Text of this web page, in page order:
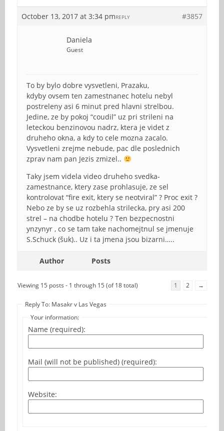
October 13, 2017 at 3:34 pm #3857
REPLY
Daniela
Guest
To by bylo dobre vysvetleni, Prazaku,
kdyby ovsem ten zamestnanec hotelu nebyl
postreleny asi 6 minut pred hlavni strelbou.
Jedine, ze by pokoj “coudil” uz pri strileni na
leteckou benzinovou nadrz, ktera je videt z
druheho okna, a kdy to cele mozna zacalo.
Vysvetleni zrejme nebude, pac dle poslednich
zprav nam pan Jezis zmizel..
Taky jsem videla video druheho svedka-
zamestnance, ktery zase prohlasuje, ze sel
kontrolovat “fire exit, ktery se neotviral” ? Proc exit ?
Nebo ze by se uz rozbehla strilecka, pry asi 200
strel – na chodbe hotelu ? Ten bezpecnostni
ynzynyr , co se tam take nachomejtnul se jmenuje
S.Schuck (šuk).. Uz i ta jmena jsou bizarni…..
Author Posts
Viewing 15 posts - 1 through 15 (of 18 total) 1 2 →
Reply To: Masakr v Las Vegas
Your information:
Name (required):
Mail (will not be published) (required):
Website: